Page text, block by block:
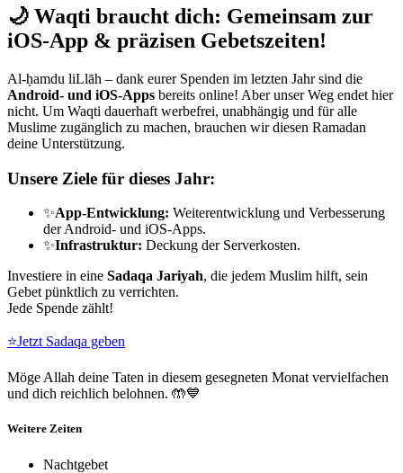
🌙 Waqti braucht dich: Gemeinsam zur
iOS-App & präzisen Gebetszeiten!
Al-ḥamdu liLlāh – dank eurer Spenden im letzten Jahr sind die
Android- und iOS-Apps bereits online! Aber unser Weg endet hier
nicht. Um Waqti dauerhaft werbefrei, unabhängig und für alle
Muslime zugänglich zu machen, brauchen wir diesen Ramadan
deine Unterstützung.
Unsere Ziele für dieses Jahr:
✨App-Entwicklung: Weiterentwicklung und Verbesserung
der Android- und iOS-Apps.
✨Infrastruktur: Deckung der Serverkosten.
Investiere in eine Sadaqa Jariyah, die jedem Muslim hilft, sein
Gebet pünktlich zu verrichten.
Jede Spende zählt!
⭐Jetzt Sadaqa geben
Möge Allah deine Taten in diesem gesegneten Monat vervielfachen
und dich reichlich belohnen. 🤲💙
Weitere Zeiten
Nachtgebet